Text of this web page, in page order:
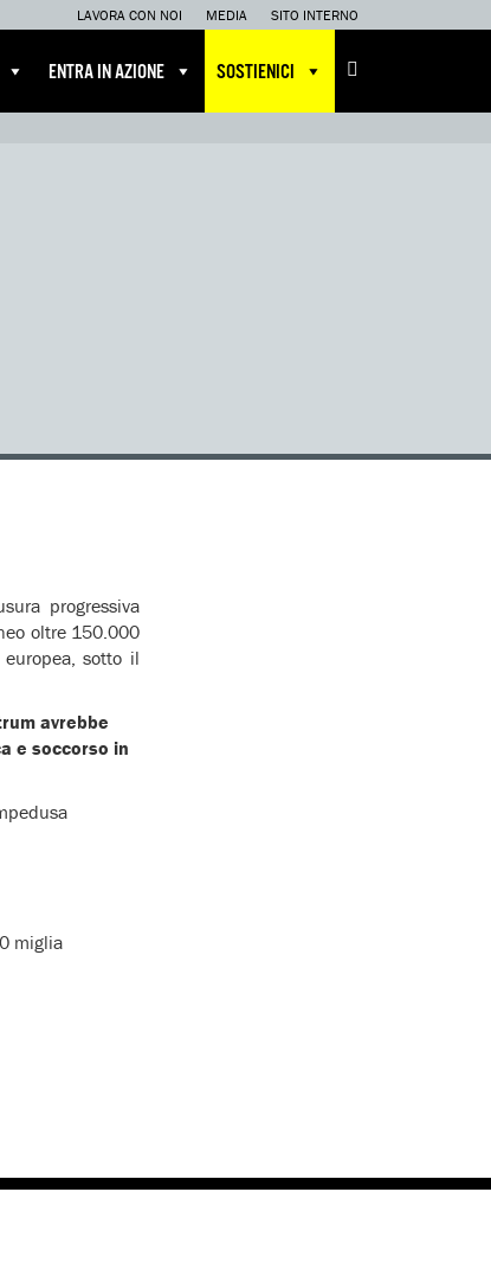
LAVORA CON NOI MEDIA SITO INTERNO
ENTRA IN AZIONE SOSTIENICI
progressiva
oltre 150.000
sotto il
avrebbe
e soccorso in
miglia